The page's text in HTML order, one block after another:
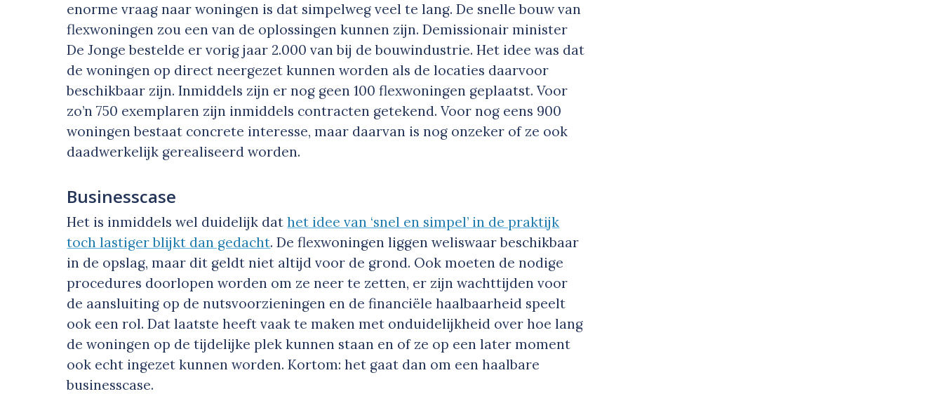
enorme vraag naar woningen is dat simpelweg veel te lang. De snelle bouw van
flexwoningen zou een van de oplossingen kunnen zijn. Demissionair minister
De Jonge bestelde er vorig jaar 2.000 van bij de bouwindustrie. Het idee was dat
de woningen op direct neergezet kunnen worden als de locaties daarvoor
beschikbaar zijn. Inmiddels zijn er nog geen 100 flexwoningen geplaatst. Voor
zo’n 750 exemplaren zijn inmiddels contracten getekend. Voor nog eens 900
woningen bestaat concrete interesse, maar daarvan is nog onzeker of ze ook
daadwerkelijk gerealiseerd worden.
Businesscase
Het is inmiddels wel duidelijk dathet idee van ‘snel en simpel’ in de praktijk
toch lastiger blijkt dan gedacht. De flexwoningen liggen weliswaar beschikbaar
in de opslag, maar dit geldt niet altijd voor de grond. Ook moeten de nodige
procedures doorlopen worden om ze neer te zetten, er zijn wachttijden voor
de aansluiting op de nutsvoorzieningen en de financiële haalbaarheid speelt
ook een rol. Dat laatste heeft vaak te maken met onduidelijkheid over hoe lang
de woningen op de tijdelijke plek kunnen staan en of ze op een later moment
ook echt ingezet kunnen worden. Kortom: het gaat dan om een haalbare
businesscase.